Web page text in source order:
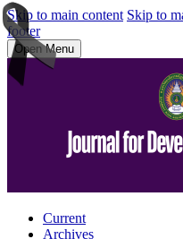
Skip to main content Skip to
footer
Open Menu
Current
Archives